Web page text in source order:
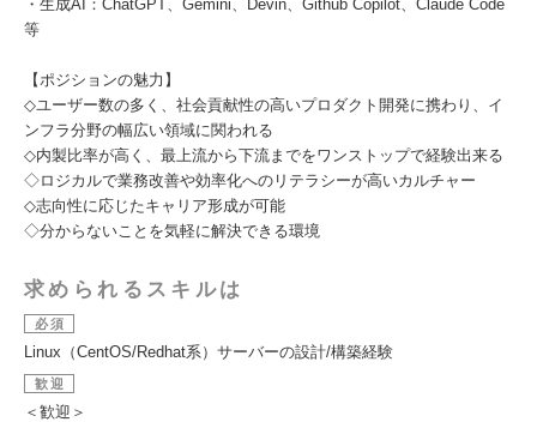
・生成AI：ChatGPT、Gemini、Devin、Github Copilot、Claude Code
等
【ポジションの魅力】
◇ユーザー数の多く、社会貢献性の高いプロダクト開発に携わり、イ
ンフラ分野の幅広い領域に関われる
◇内製比率が高く、最上流から下流までをワンストップで経験出来る
◇ロジカルで業務改善や効率化へのリテラシーが高いカルチャー
◇志向性に応じたキャリア形成が可能
◇分からないことを気軽に解決できる環境
求められるスキルは
必須
Linux（CentOS/Redhat系）サーバーの設計/構築経験
歓迎
＜歓迎＞